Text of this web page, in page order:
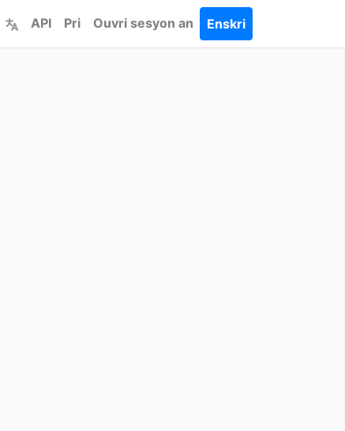
API Pri Ouvri sesyon an Enskri